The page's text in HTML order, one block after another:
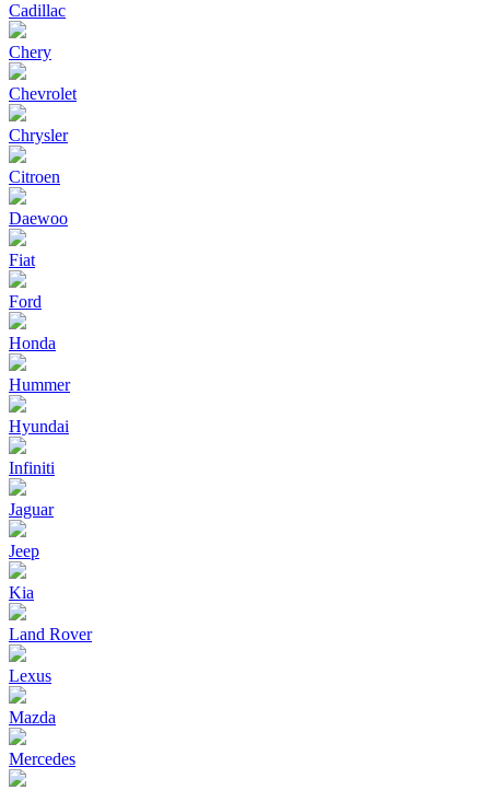
Cadillac
Chery
Chevrolet
Chrysler
Citroen
Daewoo
Fiat
Ford
Honda
Hummer
Hyundai
Infiniti
Jaguar
Jeep
Kia
Land Rover
Lexus
Mazda
Mercedes